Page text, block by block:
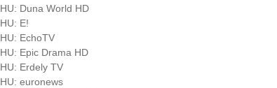
HU: Duna World HD
HU: E!
HU: EchoTV
HU: Epic Drama HD
HU: Erdely TV
HU: euronews